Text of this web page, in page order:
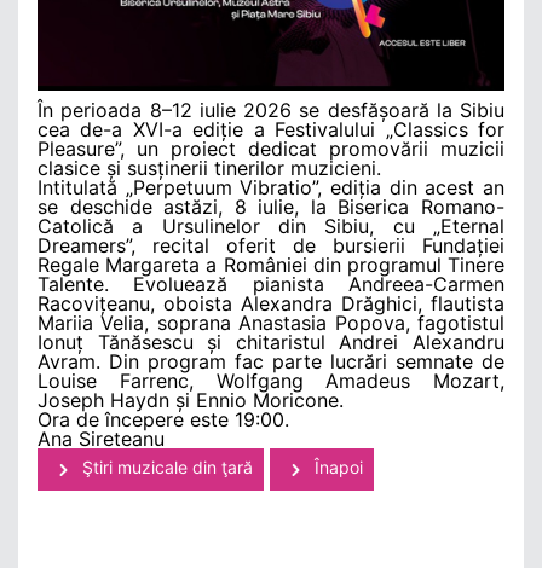
În perioada 8–12 iulie 2026 se desfășoară la Sibiu
cea de-a XVI-a ediție a Festivalului „Classics for
Pleasure”, un proiect dedicat promovării muzicii
clasice și susținerii tinerilor muzicieni.
Intitulată „Perpetuum Vibratio”, ediția din acest an
se deschide astăzi, 8 iulie, la Biserica Romano-
Catolică a Ursulinelor din Sibiu, cu „Eternal
Dreamers”, recital oferit de bursierii Fundației
Regale Margareta a României din programul Tinere
Talente. Evoluează pianista Andreea-Carmen
Racovițeanu, oboista Alexandra Drăghici, flautista
Mariia Velia, soprana Anastasia Popova, fagotistul
Ionuț Tănăsescu și chitaristul Andrei Alexandru
Avram. Din program fac parte lucrări semnate de
Louise Farrenc, Wolfgang Amadeus Mozart,
Joseph Haydn și Ennio Moricone.
Ora de începere este 19:00.
Ana Sireteanu
Ştiri muzicale din ţară Înapoi